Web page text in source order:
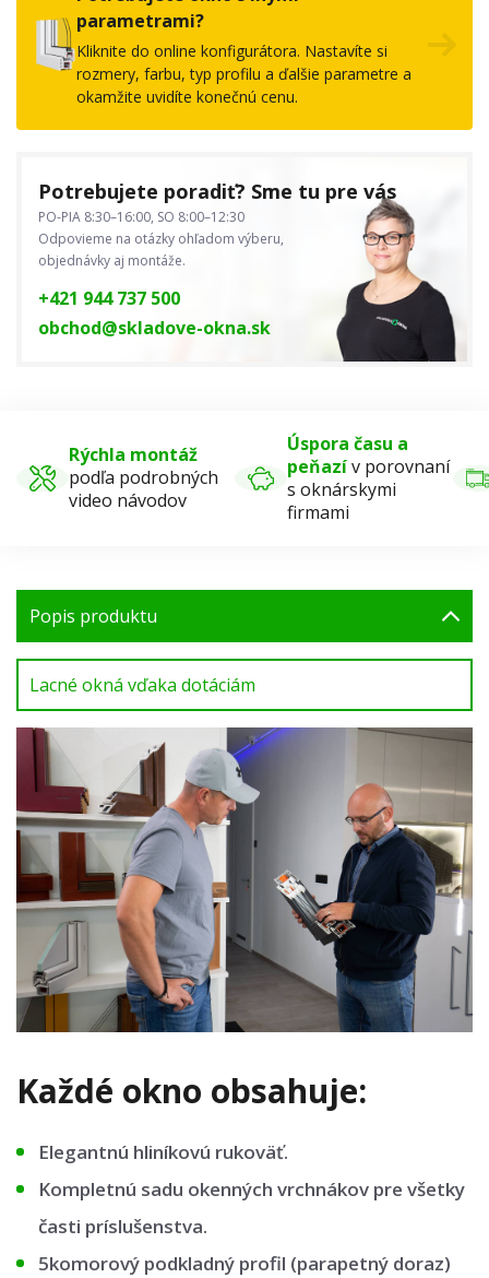
parametrami?
Kliknite do online konfigurátora. Nastavíte si
rozmery, farbu, typ profilu a ďalšie parametre a
okamžite uvidíte konečnú cenu.
Potrebujete poradiť? Sme tu pre vás
PO-PIA 8:30–16:00, SO 8:00–12:30
Odpovieme na otázky ohľadom výberu,
objednávky aj montáže.
+421 944 737 500
obchod@skladove-okna.sk
Rýchla montáž
podľa podrobných
video návodov
Úspora času a
peňazív porovnaní
s oknárskymi
firmami
Popis produktu
Lacné okná vďaka dotáciám
Každé okno obsahuje:
Elegantnú hliníkovú rukoväť.
Kompletnú sadu okenných vrchnákov pre všetky
časti príslušenstva.
5komorový podkladný profil (parapetný doraz)